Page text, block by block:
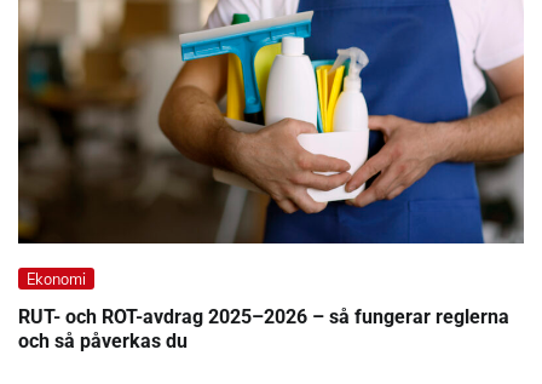
Ekonomi
RUT- och ROT-avdrag 2025–2026 – så fungerar reglerna
och så påverkas du